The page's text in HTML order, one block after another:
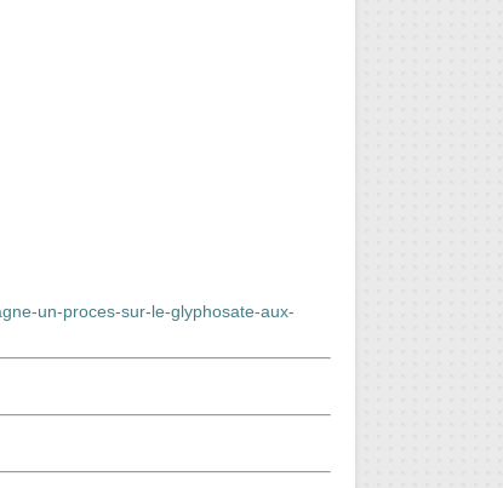
un-proces-sur-le-glyphosate-aux-